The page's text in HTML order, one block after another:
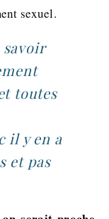
sexuel.
savoir
toutes
il y en a
et pas